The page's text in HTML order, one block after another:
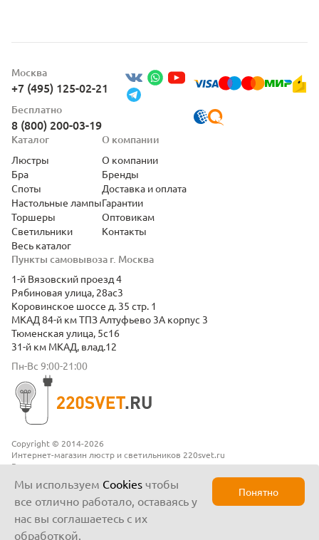
Copyright © 2014-2026
Интернет-магазин люстр и светильников 220svet.ru
Все права защищены
Москва
+7 (495) 125-02-21
Бесплатно
8 (800) 200-03-19
Пункты самовывоза г. Москва
1-й Вязовский проезд 4
Рябиновая улица, 28ас3
Коровинское шоссе д. 35 стр. 1
МКАД 84-й км ТПЗ Алтуфьево 3А корпус 3
Тюменская улица, 5с16
31-й км МКАД, влад.12
Пн-Вс 9:00-21:00
Каталог
Люстры
Бра
Споты
Настольные лампы
Торшеры
Светильники
Весь каталог
О компании
О компании
Бренды
Доставка и оплата
Гарантии
Оптовикам
Контакты
Мы используем Cookies чтобы
все отлично работало, оставаясь у
нас вы соглашаетесь с их
обработкой.
Понятно